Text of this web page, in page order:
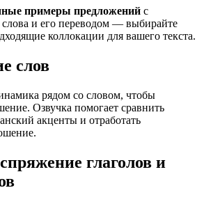
примеры предложений с
слова и его переводом — выбирайте
коллокации для вашего текста.
слов
рядом со словом, чтобы
Озвучка помогает сравнить
акценты и отработать
глаголов и